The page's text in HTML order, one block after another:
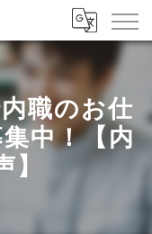
職のお仕
中！【内